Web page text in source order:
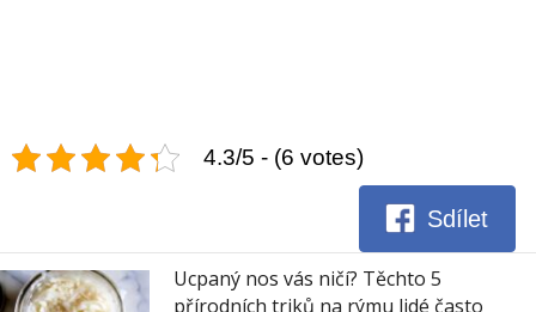
4.3/5 - (6 votes)
Sdílet
Ucpaný nos vás ničí? Těchto 5
přírodních triků na rýmu lidé často